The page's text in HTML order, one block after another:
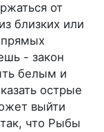
от
близких или
прямых
- закон
белым и
острые
выйти
что Рыбы